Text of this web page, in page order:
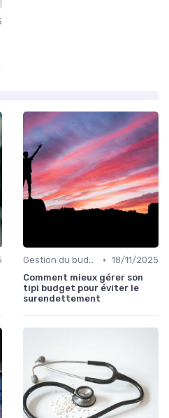
Gestion du budget • 18/11/2025
Comment mieux gérer son
tipi budget pour éviter le
surendettement